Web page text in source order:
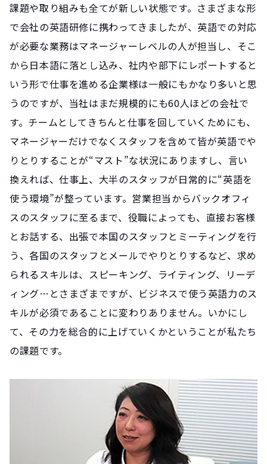
課題や取り組みも全てが新しい状態です。さまざまな形
で会社の英語研修に携わってきましたが、英語での対応
が必要な業務はマネージャーレベルの人が担当し、そこ
から日本語に落とし込み、社内や部下にレポートすると
いう形で仕事を進める企業様は一般にもかなり多いと思
うのですが、当社はまだ規模的にも60人ほどの会社で
す。チームとしてきちんと仕事を回していくためにも、
マネージャーだけでなくスタッフを含めて皆が英語でや
りとりすることが“マスト”な状況にありますし、言い
換えれば、仕事上、大半のスタッフが日常的に“英語を
使う環境”が整っています。営業担当からバックオフィ
スのスタッフに至るまで、役職によっても、直接お客様
とお話する、出張で本国のスタッフとミーティングを行
う、各国のスタッフとメールでやりとりするなど、求め
られるスキルは、スピーキング、ライティング、リーデ
ィング…とさまざまですが、ビジネスで使う英語力のス
キルが必須であることに変わりありません。いかにし
て、その力を総合的に上げていくかということが私たち
の課題です。